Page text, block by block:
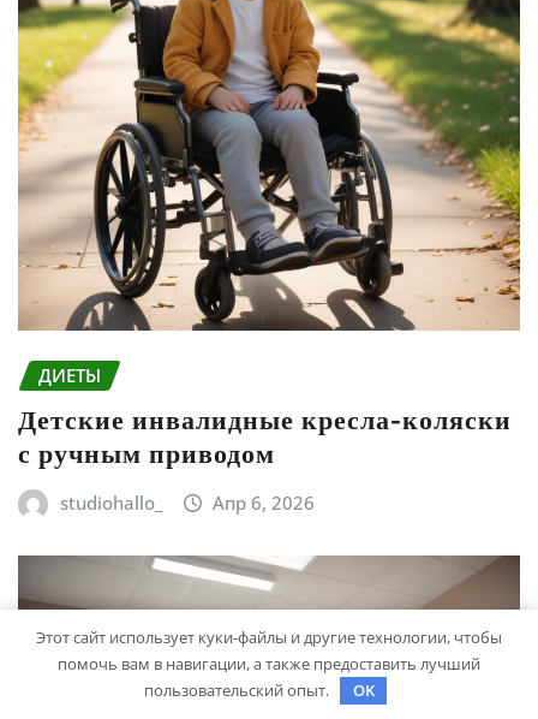
ДИЕТЫ
Детские инвалидные кресла-коляски
с ручным приводом
studiohallo_ Апр 6, 2026
Этот сайт использует куки-файлы и другие технологии, чтобы
помочь вам в навигации, а также предоставить лучший
пользовательский опыт.
OK